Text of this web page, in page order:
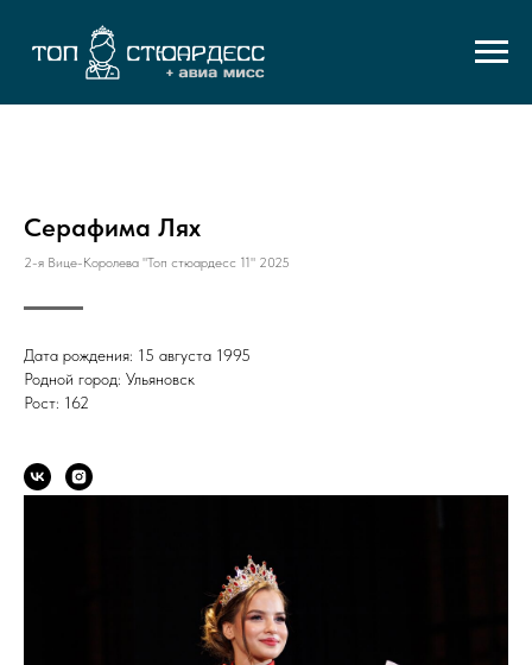
Серафима Лях
2-я Вице-Королева "Топ стюардесс 11" 2025
Дата рождения: 15 августа 1995
Родной город: Ульяновск
Рост: 162